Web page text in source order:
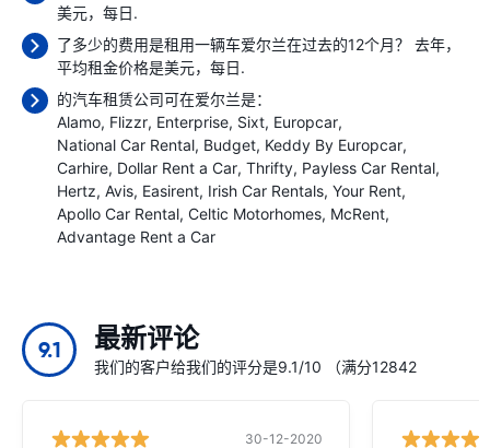
美元，每日.
了多少的费用是租用一辆车爱尔兰在过去的12个月？ 去年，
平均租金价格是美元，每日.
的汽车租赁公司可在爱尔兰是：
Alamo Flizzr Enterprise Sixt Europcar
National Car Rental Budget Keddy By Europcar
Carhire Dollar Rent a Car Thrifty Payless Car Rental
Hertz Avis Easirent Irish Car Rentals Your Rent
Apollo Car Rental Celtic Motorhomes McRent
Advantage Rent a Car
9.1 最新评论
我们的客户给我们的评分是9.1/10 （满分12842
30-12-2020